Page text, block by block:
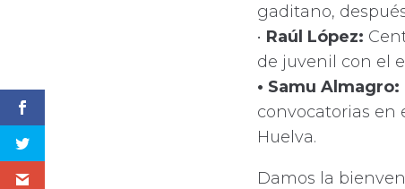
gaditano,
• Raúl López:
de juvenil con el
• Samu Almagro:
convocatorias en
Huelva.
Damos la